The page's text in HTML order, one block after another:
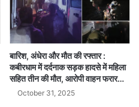
बारिश, अंधेरा और मौत की रफ्तार :
कबीरधाम में दर्दनाक सड़क हादसे में महिला
सहित तीन की मौत, आरोपी वाहन फरार…
October 31, 2025